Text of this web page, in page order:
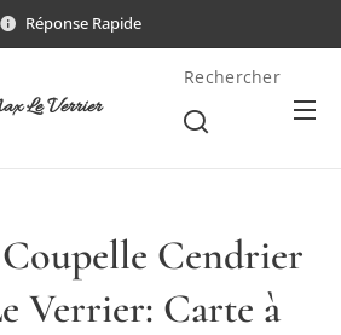
Réponse Rapide
Le Verrier
Rechercher
Cendrier
Verrier: Carte à